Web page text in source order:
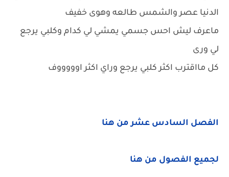
الدنيا عصر والشمس طالعه وهوى خفيف
ماعرف ليش احس جسمي يمشي لي كدام وكلبي يرجع
لي ورى
كل مااقترب اكثر كلبي يرجع وراي اكثر اوووووف
الفصل السادس عشر من هنا
لجميع الفصول من هنا